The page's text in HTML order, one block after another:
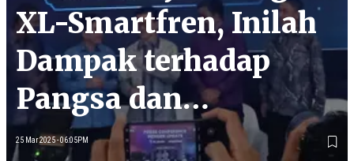
XL-Smartfren, Inilah
Dampak terhadap
Pangsa dan
Pendapatan
25 Mar 2025 - 06:05PM